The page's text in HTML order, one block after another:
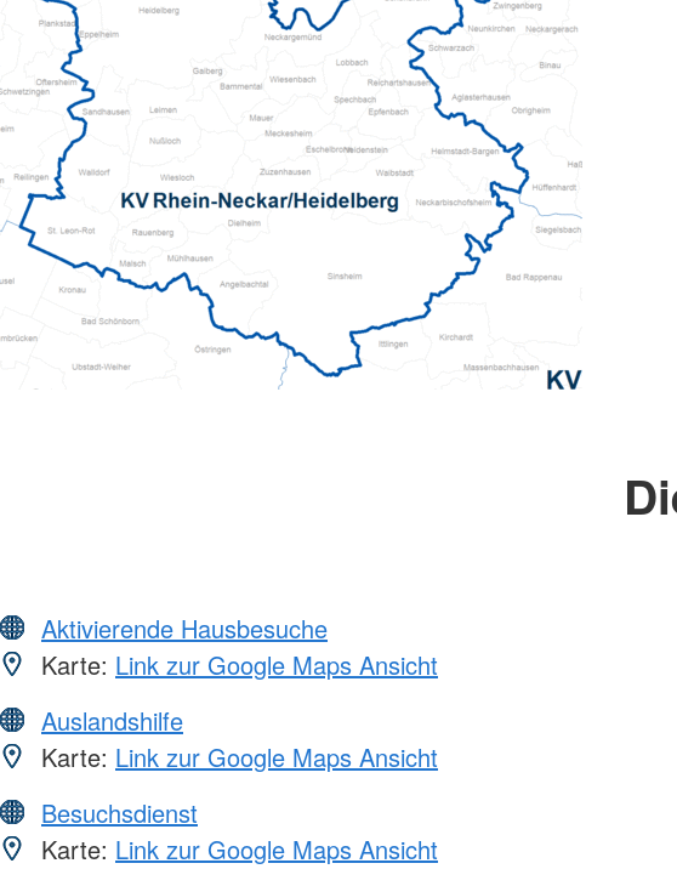
Aktivierende Hausbesuche
Karte: Link zur Google Maps Ansicht
Auslandshilfe
Karte: Link zur Google Maps Ansicht
Besuchsdienst
Karte: Link zur Google Maps Ansicht